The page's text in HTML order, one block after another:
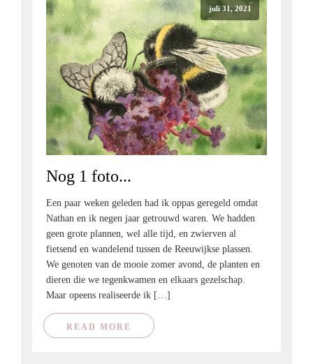
juli 31, 2021
Nog 1 foto...
Een paar weken geleden had ik oppas geregeld omdat
Nathan en ik negen jaar getrouwd waren. We hadden
geen grote plannen, wel alle tijd, en zwierven al
fietsend en wandelend tussen de Reeuwijkse plassen.
We genoten van de mooie zomer avond, de planten en
dieren die we tegenkwamen en elkaars gezelschap.
Maar opeens realiseerde ik […]
READ MORE